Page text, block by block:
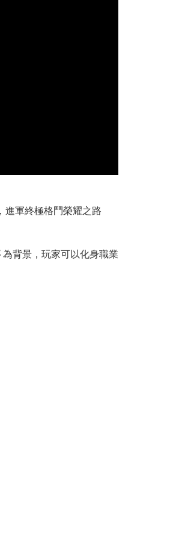
進軍終極格鬥榮耀之路
為背景，玩家可以化身職業